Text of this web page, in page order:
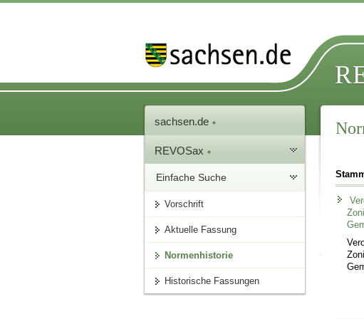
sachsen.de
REVOSax
Einfache Suche
Vorschrift
Aktuelle Fassung
Normenhistorie
Historische Fassungen